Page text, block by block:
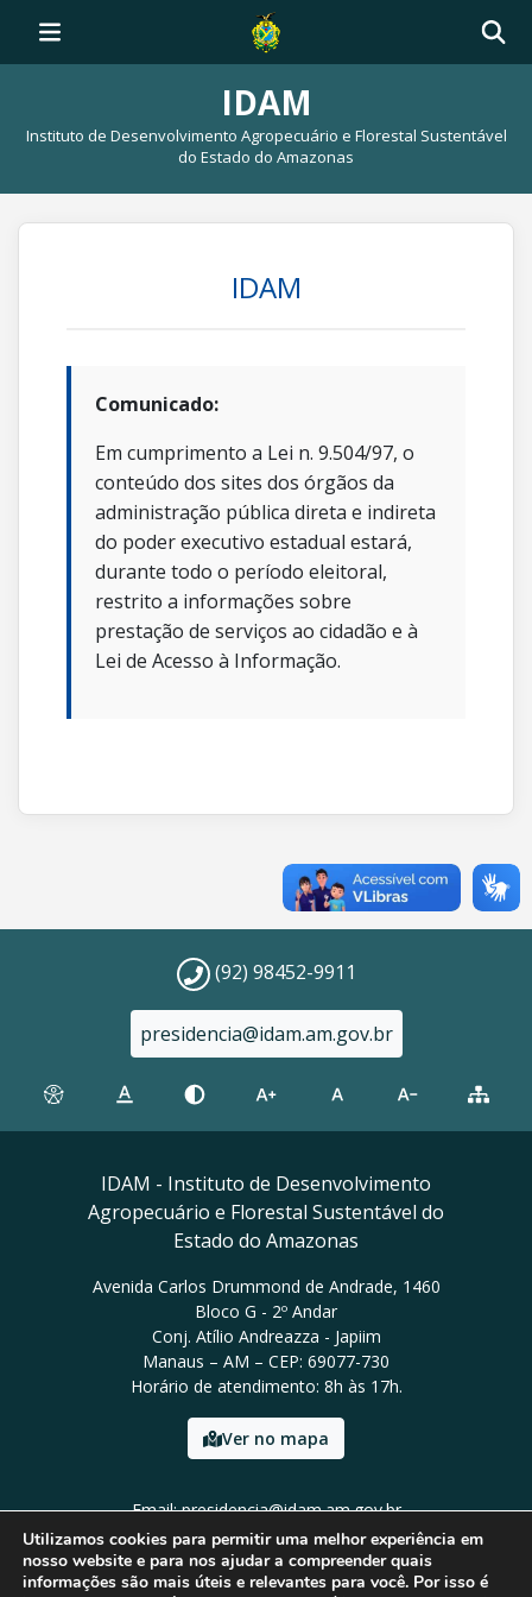
IDAM
Instituto de Desenvolvimento Agropecuário e Florestal Sustentável
do Estado do Amazonas
IDAM
Comunicado:
Em cumprimento a Lei n. 9.504/97, o
conteúdo dos sites dos órgãos da
administração pública direta e indireta
do poder executivo estadual estará,
durante todo o período eleitoral,
restrito a informações sobre
prestação de serviços ao cidadão e à
Lei de Acesso à Informação.
(92) 98452-9911
presidencia@idam.am.gov.br
IDAM - Instituto de Desenvolvimento
Agropecuário e Florestal Sustentável do
Estado do Amazonas
Avenida Carlos Drummond de Andrade, 1460
Bloco G - 2º Andar
Conj. Atílio Andreazza - Japiim
Manaus – AM – CEP: 69077-730
Horário de atendimento: 8h às 17h.
Ver no mapa
Email: presidencia@idam.am.gov.br
Tel: (92) 98452-9911
Utilizamos cookies para permitir uma melhor experiência em
nosso website e para nos ajudar a compreender quais
informações são mais úteis e relevantes para você. Por isso é